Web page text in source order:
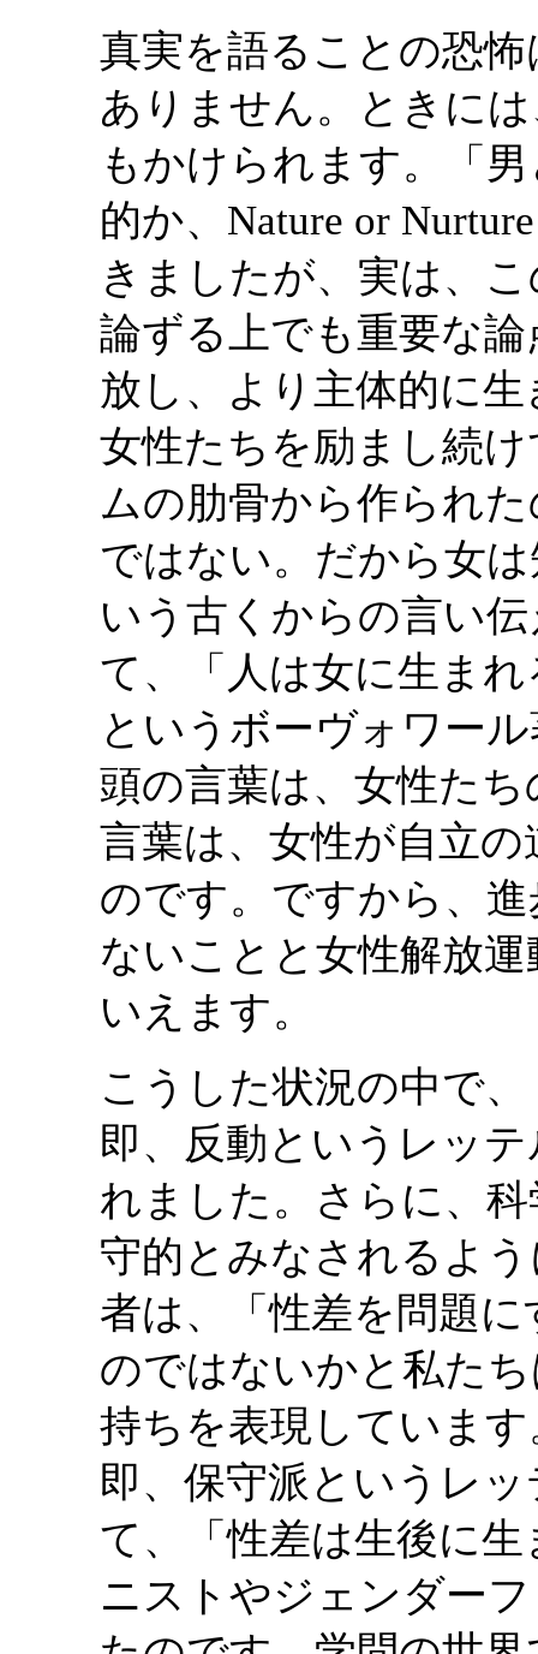
真実を語ることの恐
ありません。ときに
もかけられます。「
的か、Nature or
きましたが、実は、
論ずる上でも重要な
放し、より主体的に
女性たちを励まし続
ムの肋骨から作られ
ではない。だから女
いう古くからの言い
て、「人は女に生ま
というボーヴォワー
頭の言葉は、女性た
言葉は、女性が自立
のです。ですから、
ないことと女性解放
いえます。
こうした状況の中で
即、反動というレッ
れました。さらに、
守的とみなされるよ
者は、「性差を問題
のではないかと私た
持ちを表現していま
即、保守派というレ
て、「性差は生後に
ニストやジェンダー